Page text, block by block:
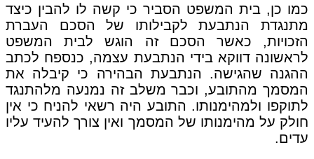
כמו כן, בית המשפט הסביר כי קשה לו להבין כיצד
מתנגדת הנתבעת לקבילותו של הסכם העברת
הזכויות, כאשר הסכם זה הוגש לבית המשפט
לראשונה דווקא בידי הנתבעת עצמה, כנספח לכתב
ההגנה שהגישה. הנתבעת הבהירה כי קיבלה את
המסמך מהתובע, וכבר משלב זה נמנעה מלהתנגד
לתוקפו ולמהימנותו. התובע היה רשאי להניח כי אין
חולק על מהימנותו של המסמך ואין צורך להעיד עליו
עדים.